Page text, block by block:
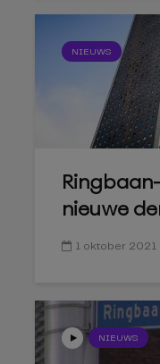
NIEUWS
nieuwe
1 oktober 2021
NIEUWS